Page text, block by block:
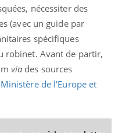
nécessiter des
(avec un guide par
spécifiques
robinet. Avant de partir,
via des sources
de l'Europe et